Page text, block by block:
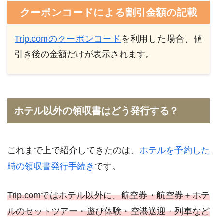
クーポンコードによる割引金額の記載
Trip.comのクーポンコード を利用した場合、値
引き後の金額だけが表示されます。
ホテル以外の領収書はどう発行する？
これまで上で紹介してきたのは、 ホテルを予約した
時の領収書発行手続き です。
Trip.comではホテル以外に、航空券・航空券＋ホテ
ルのセットツアー・遊び体験・空港送迎・列車など